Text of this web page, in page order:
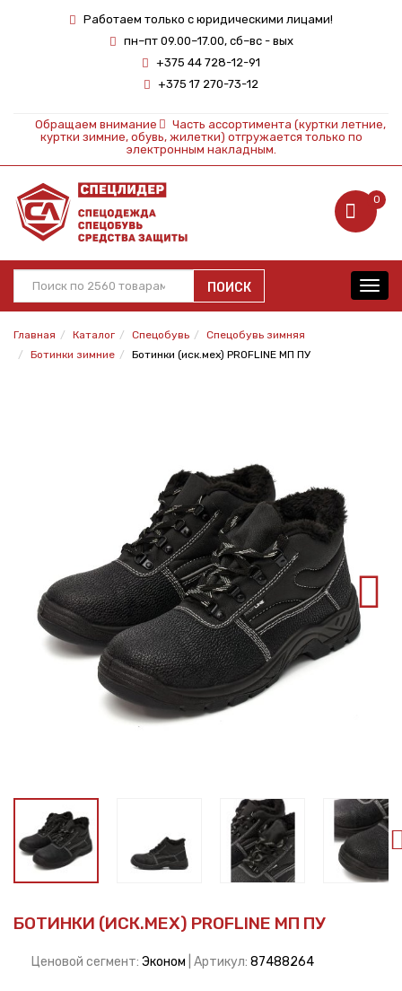
Работаем только с юридическими лицами!
пн–пт 09.00–17.00, сб–вс - вых
+375 44 728-12-91
+375 17 270-73-12
Обращаем внимание
Часть ассортимента (куртки летние,
куртки зимние, обувь, жилетки) отгружается только по
электронным накладным.
0
ПОИСК
Главная Каталог Спецобувь
Спецобувь зимняя
Ботинки зимние
Ботинки (иск.мех) PROFLINE МП ПУ
БОТИНКИ (ИСК.МЕХ) PROFLINE МП ПУ
Ценовой сегмент: Эконом | Артикул: 87488264